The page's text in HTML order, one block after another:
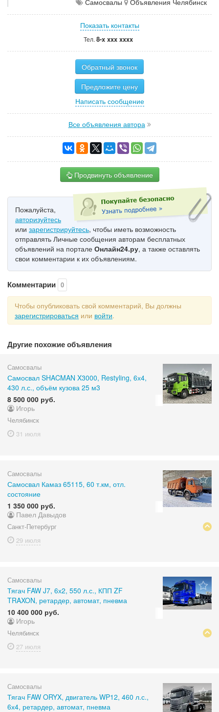
Самосвалы Объявления Челябинск
Показать контакты
Тел. 8-x xxx xxxx
Обратный звонок
Предложите цену
Написать сообщение
Все объявления автора
Продвинуть объявление
Пожалуйста,
авторизуйтесь
или зарегистрируйтесь, чтобы иметь возможность
отправлять Личные сообщения авторам бесплатных
объявлений на портале Онлайн24.ру, а также оставлять
свои комментарии к их объявлениям.
Комментарии 0
Чтобы опубликовать свой комментарий, Вы должны
зарегистрироваться или войти.
Другие похожие объявления
Самосвалы
Самосвал SHACMAN X3000, Restyling, 6х4,
430 л.с., объём кузова 25 м3
8 500 000 руб.
Игорь
Челябинск
31 июля
Самосвалы
Самосвал Камаз 65115, 60 т.км, отл.
состояние
1 350 000 руб.
Павел Давыдов
Санкт-Петербург
29 июля
Самосвалы
Тягач FAW J7, 6х2, 550 л.с., КПП ZF
TRAXON, ретардер, автомат, пневма
10 400 000 руб.
Игорь
Челябинск
27 июля
Самосвалы
Тягач FAW ORYX, двигатель WP12, 460 л.с.,
6х4, ретардер, автомат, пневма